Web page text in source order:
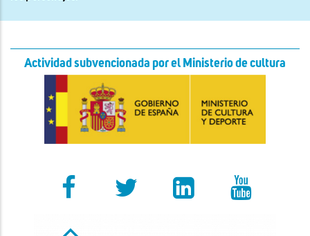
Actividad subvencionada por el Ministerio de cultura